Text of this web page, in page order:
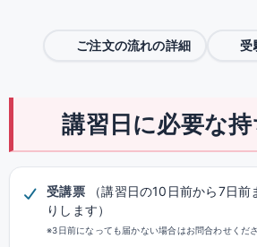
ご注文の流れの詳細 受
講習日に必要な
受講票
（講習日の10日前から7日
りします）
※3日前になっても届かない場合はお問合わせくださ